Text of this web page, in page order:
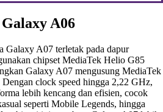
A06
Galaxy A07 terletak pada dapur
chipset MediaTek Helio G85
Galaxy A07 mengusung MediaTek
clock speed hingga 2,22 GHz,
lebih kencang dan efisien, cocok
seperti Mobile Legends, hingga